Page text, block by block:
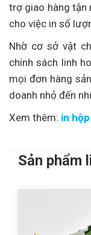
trợ giao hàng tận
cho việc in số
Nhờ cơ sở vật
chính sách linh
mọi đơn hàng
doanh nhỏ đến
Xem thêm: in
Sản phẩm